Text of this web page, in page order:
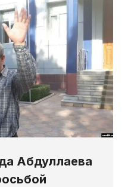
Абдуллаева